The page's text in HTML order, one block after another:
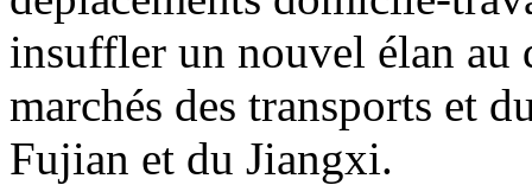
insuffler un nouvel élan au
marchés des transports et
Fujian et du Jiangxi.